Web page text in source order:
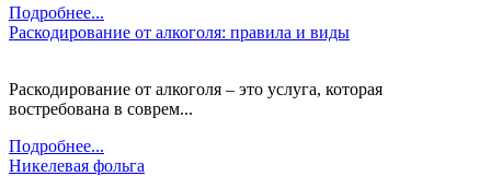
Подробнее...
Раскодирование от алкоголя: правила и виды
Раскодирование от алкоголя – это услуга, которая
востребована в соврем...
Подробнее...
Никелевая фольга